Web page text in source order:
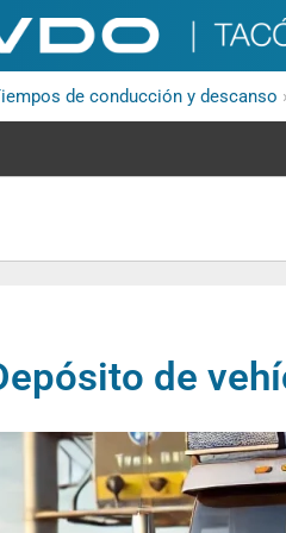
de conducción y descanso
de